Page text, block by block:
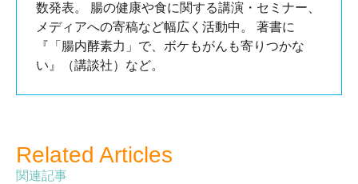
数発表。 腸の健康や食に関する講演・セミナー、
メディアへの寄稿など幅広く活動中。 著書に
『「腸内酵素力」で、ボケもがんも寄りつかな
い』（講談社）など。
Related Articles
関連記事